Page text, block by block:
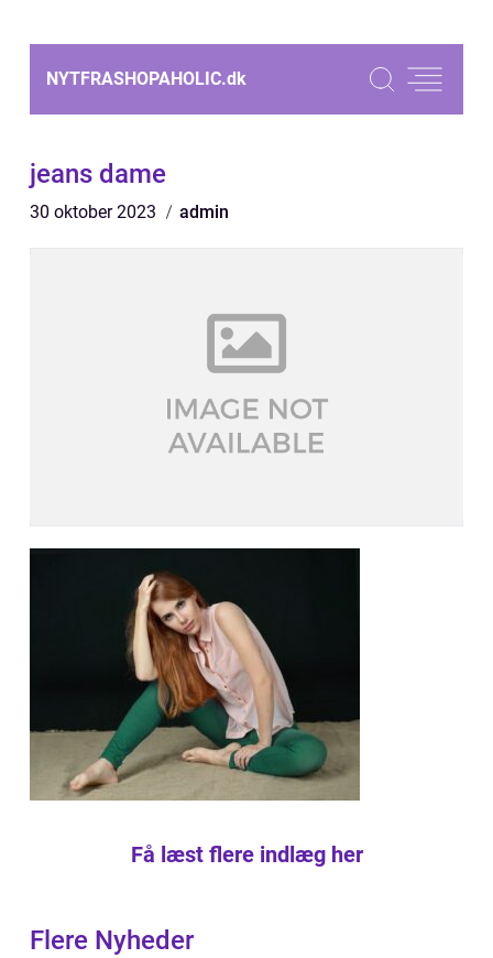
NYTFRASHOPAHOLIC.dk
jeans dame
30 oktober 2023 admin
Få læst flere indlæg her
Flere Nyheder